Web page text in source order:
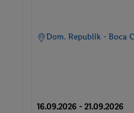
Dom. Republik - Boca
16.09.2026 - 21.09.2026